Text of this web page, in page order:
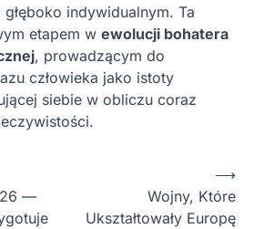
indywidualnym. Ta
etapem w ewolucji bohatera
, prowadzącym do
człowieka jako istoty
siebie w obliczu coraz
—
Wojny, Które
Ukształtowały Europę
⟶